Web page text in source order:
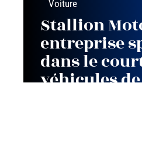
Voiture
Stallion
entreprise
dans le
véhicules